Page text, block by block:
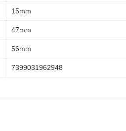
15mm
47mm
56mm
7399031962948